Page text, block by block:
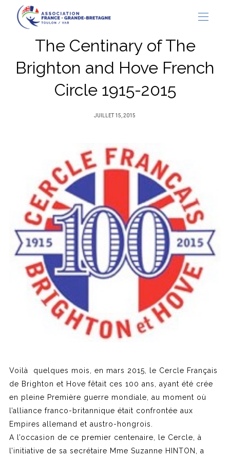
The Centinary of The
Brighton and Hove French
Circle 1915-2015
PUBLIÉ
JUILLET 15, 2015
Voilà quelques mois, en mars 2015, le Cercle Français
de Brighton et Hove fêtait ces 100 ans, ayant été crée
en pleine Première guerre mondiale, au moment où
l’alliance franco-britannique était confrontée aux
Empires allemand et austro-hongrois.
A l’occasion de ce premier centenaire, le Cercle, à
l’initiative de sa secrétaire Mme Suzanne HINTON, a